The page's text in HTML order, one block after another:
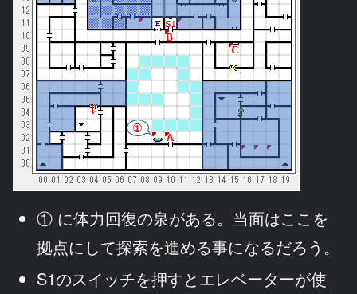
① に体力回復の泉がある。当面はここを
拠点にして探索を進める事になるだろう。
S1のスイッチを押すとエレベーターが使